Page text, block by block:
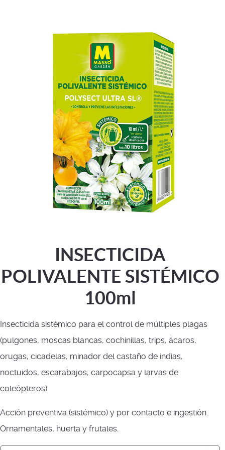
INSECTICIDA
POLIVALENTE SISTÉMICO
100ml
Insecticida sistémico para el control de múltiples plagas
(pulgones, moscas blancas, cochinillas, trips, ácaros,
orugas, cicadelas, minador del castaño de indias,
noctuidos, escarabajos, carpocapsa y larvas de
coleópteros).
Acción preventiva (sistémico) y por contacto e ingestión.
Ornamentales, huerta y frutales.